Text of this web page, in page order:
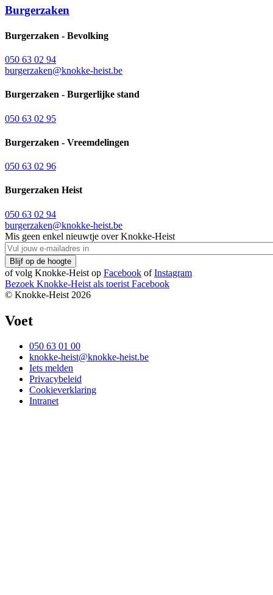
Burgerzaken
Burgerzaken - Bevolking
050 63 02 94
burgerzaken@knokke-heist.be
Burgerzaken - Burgerlijke stand
050 63 02 95
Burgerzaken - Vreemdelingen
050 63 02 96
Burgerzaken Heist
050 63 02 94
burgerzaken@knokke-heist.be
Mis geen enkel nieuwtje over Knokke-Heist
of volg Knokke-Heist op Facebook ofInstagram
Bezoek Knokke-Heist als toerist Facebook
© Knokke-Heist 2026
Voet
050 63 01 00
knokke-heist@knokke-heist.be
Iets melden
Privacybeleid
Cookieverklaring
Intranet